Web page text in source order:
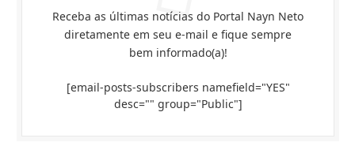
Receba as últimas notícias do Portal Nayn Neto
diretamente em seu e-mail e fique sempre
bem informado(a)!
[email-posts-subscribers namefield="YES"
desc="" group="Public"]